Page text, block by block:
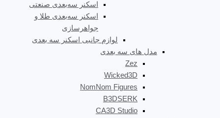
اسکنر سه‌بعدی صنعتی
اسکنر سه‌بعدی طلا و
جواهرسازی
لوازم جانبی اسکنر سه بعدی
مدل های سه بعدی
Zez
Wicked3D
NomNom Figures
B3DSERK
CA3D Studio